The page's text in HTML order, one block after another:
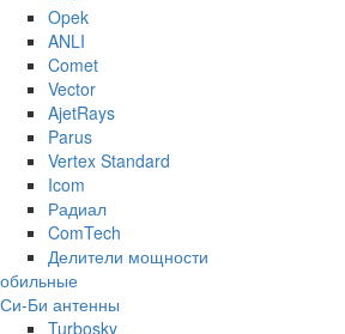
Opek
ANLI
Comet
Vector
AjetRays
Parus
Vertex Standard
Icom
Радиал
ComTech
Делители мощности
Си-Би антенны
Turbosky